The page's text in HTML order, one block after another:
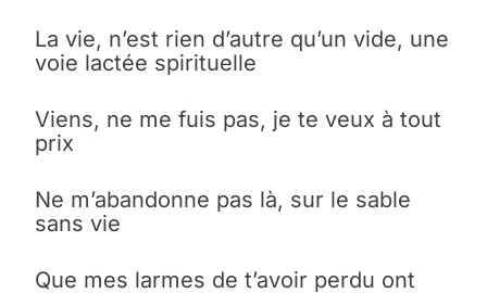
La vie, n’est rien d’autre qu’un vide, une
voie lactée spirituelle
Viens, ne me fuis pas, je te veux à tout
prix
Ne m’abandonne pas là, sur le sable
sans vie
Que mes larmes de t’avoir perdu ont